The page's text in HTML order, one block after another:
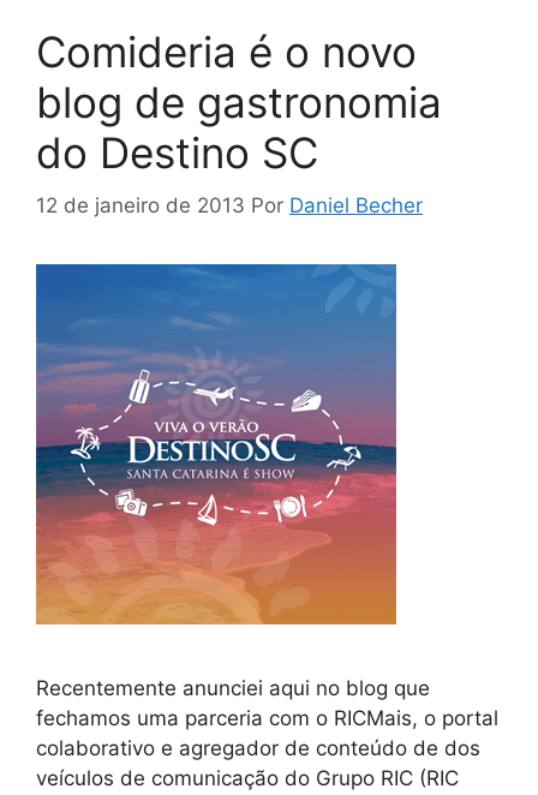
Comideria é o novo
blog de gastronomia
do Destino SC
12 de janeiro de 2013 Por Daniel Becher
Recentemente anunciei aqui no blog que
fechamos uma parceria com o RICMais, o portal
colaborativo e agregador de conteúdo de dos
veículos de comunicação do Grupo RIC (RIC